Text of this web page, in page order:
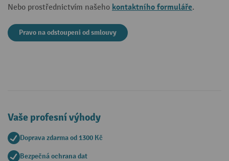
Nebo prostřednictvím našeho kontaktního formuláře.
Pravo na odstoupeni od smlouvy
Vaše profesní výhody
Doprava zdarma od 1300 Kč
Bezpečná ochrana dat